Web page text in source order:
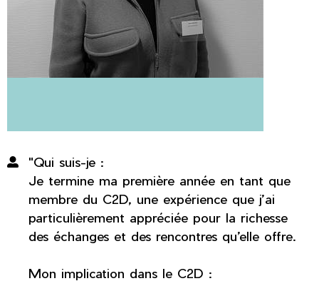
"Qui suis-je :
Je termine ma première année en tant que
membre du C2D, une expérience que j’ai
particulièrement appréciée pour la richesse
des échanges et des rencontres qu’elle offre.
Mon implication dans le C2D :